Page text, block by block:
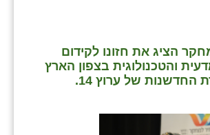
הציג את חזונו לקידום
והטכנולוגית בצפון הארץ
החדשנות של ערוץ 14.